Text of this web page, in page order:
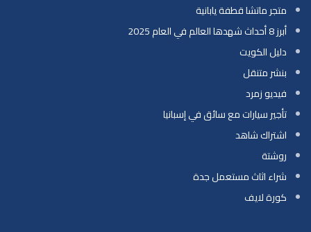
متجر ماتشا قطفة يابانية
أبرز 8 أحداث شهدها العالم في العام 2025
دليل الكويت
بنشر متنقل
فيديو زمرد
تأجير سيارات مع سائق في إسبانيا
اشتراك شاهد
روشتة
شراء اثاث مستعمل جدة
كورة لايف